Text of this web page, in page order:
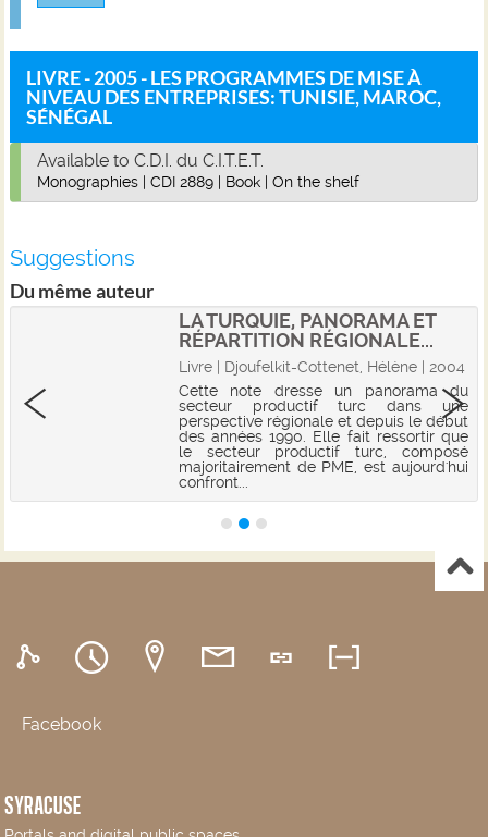
LIVRE - 2005 - LES PROGRAMMES DE MISE À
NIVEAU DES ENTREPRISES: TUNISIE, MAROC,
SÉNÉGAL
Available to C.D.I. du C.I.T.E.T.
Monographies | CDI 2889 | Book | On the shelf
Suggestions
Du même auteur
LA TURQUIE, PANORAMA ET
RÉPARTITION RÉGIONALE...
Livre | Djoufelkit-Cottenet, Hélène | 2004
Cette note dresse un panorama du
secteur productif turc dans une
perspective régionale et depuis le début
des années 1990. Elle fait ressortir que
le secteur productif turc, composé
majoritairement de PME, est aujourd'hui
confront...
Facebook
SYRACUSE